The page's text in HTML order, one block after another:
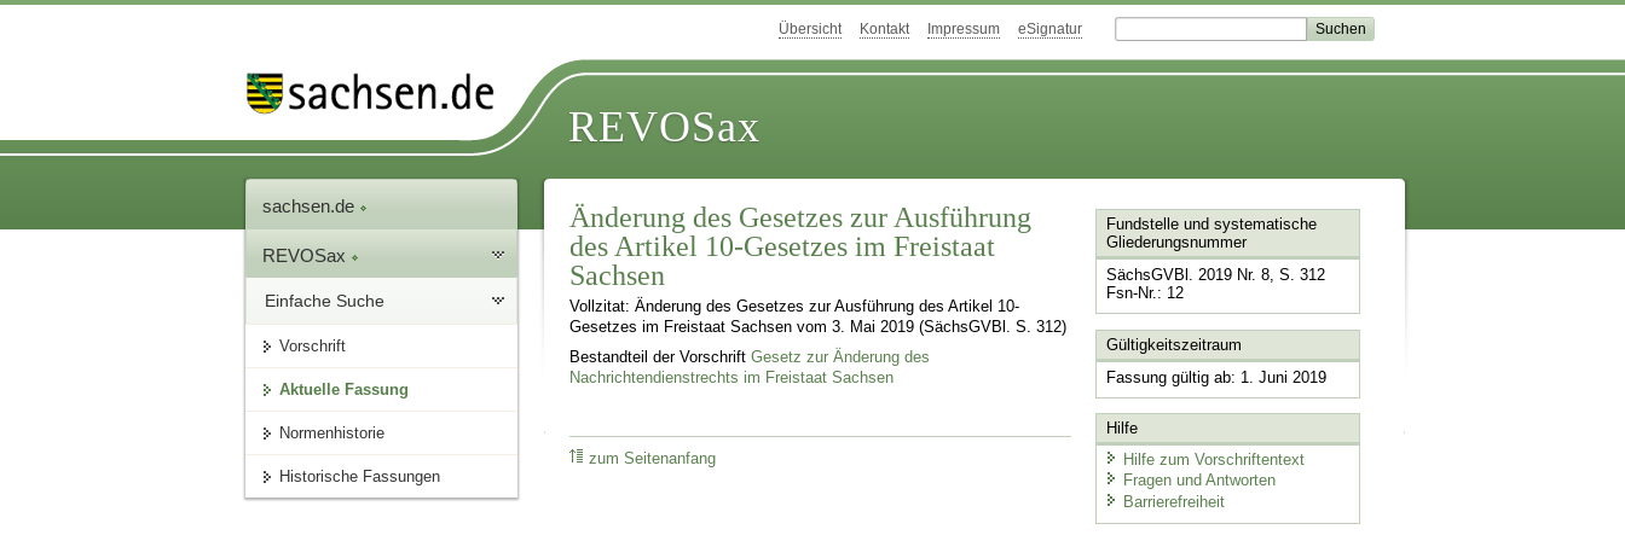
Übersicht Kontakt Impressum eSignatur
REVOSax
sachsen.de
REVOSax
Einfache Suche
Vorschrift
Aktuelle Fassung
Normenhistorie
Historische Fassungen
Änderung des Gesetzes zur Ausführung
des Artikel 10-Gesetzes im Freistaat
Sachsen
Vollzitat: Änderung des Gesetzes zur Ausführung des Artikel 10-
Gesetzes im Freistaat Sachsen vom 3. Mai 2019 (SächsGVBl. S. 312)
Bestandteil der VorschriftGesetz zur Änderung des
Nachrichtendienstrechts im Freistaat Sachsen
zum Seitenanfang
Fundstelle und systematische
Gliederungsnummer
SächsGVBl. 2019 Nr. 8, S. 312
Fsn-Nr.: 12
Gültigkeitszeitraum
Fassung gültig ab: 1. Juni 2019
Hilfe
Hilfe zum Vorschriftentext
Fragen und Antworten
Barrierefreiheit